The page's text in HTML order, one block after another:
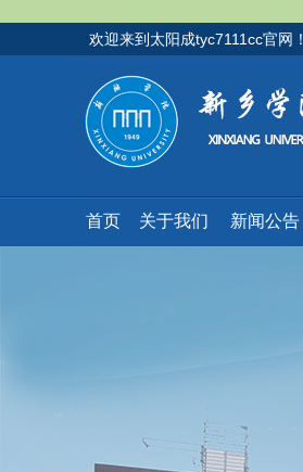
欢迎来到太阳成tyc7111cc官网！
首页 关于我们 新闻公告